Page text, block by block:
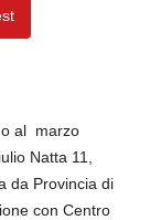
al marzo
Natta 11,
da Provincia di
con Centro